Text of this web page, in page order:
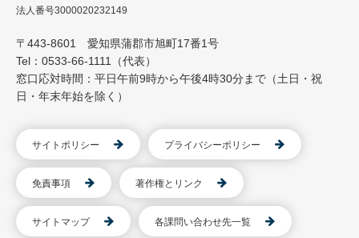
法人番号3000020232149
〒443-8601 愛知県蒲郡市旭町17番1号
Tel：0533-66-1111（代表）
窓口応対時間：平日午前9時から午後4時30分まで（土日・祝
日・年末年始を除く）
サイトポリシー プライバシーポリシー
免責事項 著作権とリンク
サイトマップ 各課問い合わせ先一覧